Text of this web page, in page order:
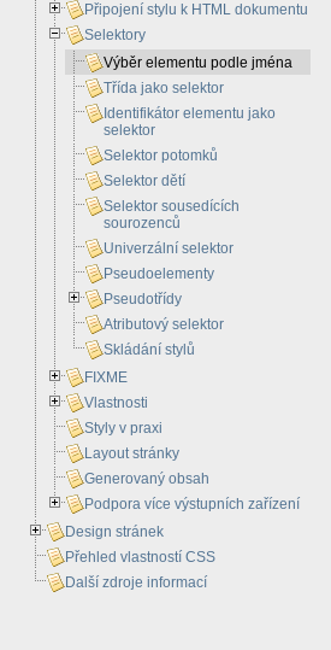
Připojení stylu k HTML dokumentu
Selektory
Výběr elementu podle jména
Třída jako selektor
Identifikátor elementu jako
selektor
Selektor potomků
Selektor dětí
Selektor sousedících
sourozenců
Univerzální selektor
Pseudoelementy
Pseudotřídy
Atributový selektor
Skládání stylů
FIXME
Vlastnosti
Styly v praxi
Layout stránky
Generovaný obsah
Podpora více výstupních zařízení
Design stránek
Přehled vlastností CSS
Další zdroje informací